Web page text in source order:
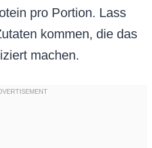
pro Portion. Lass
kommen, die das
machen.